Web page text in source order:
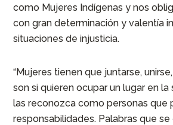
como Mujeres Indígenas y nos
con gran determinación y valentía
situaciones de injusticia.
“Mujeres tienen que juntarse,
son si quieren ocupar un lugar en
las reconozca como personas que
responsabilidades. Palabras que